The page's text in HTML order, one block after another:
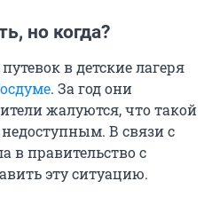
но когда?
в детские лагеря
. За год они
жалуются, что такой
В связи с
в правительство с
эту ситуацию.